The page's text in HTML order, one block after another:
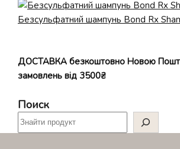
Безсульфатний шампунь Bond Rx
ДОСТАВКА безкоштовно Новою
замовлень від 3500₴
Поиск